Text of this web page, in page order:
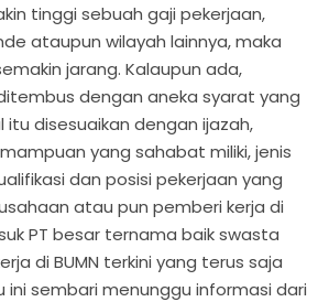
tinggi sebuah gaji pekerjaan,
ataupun wilayah lainnya, maka
jarang. Kalaupun ada,
dengan aneka syarat yang
disesuaikan dengan ijazah,
yang sahabat miliki, jenis
dan posisi pekerjaan yang
atau pun pemberi kerja di
PT besar ternama baik swasta
di BUMN terkini yang terus saja
ini sembari menunggu informasi dari